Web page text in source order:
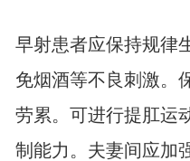
早射患者应保持规律
免烟酒等不良刺激。
劳累。可进行提肛运
制能力。夫妻间应加